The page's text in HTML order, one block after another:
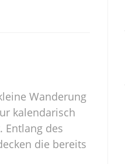
Wanderung
kalendarisch
Entlang des
die bereits